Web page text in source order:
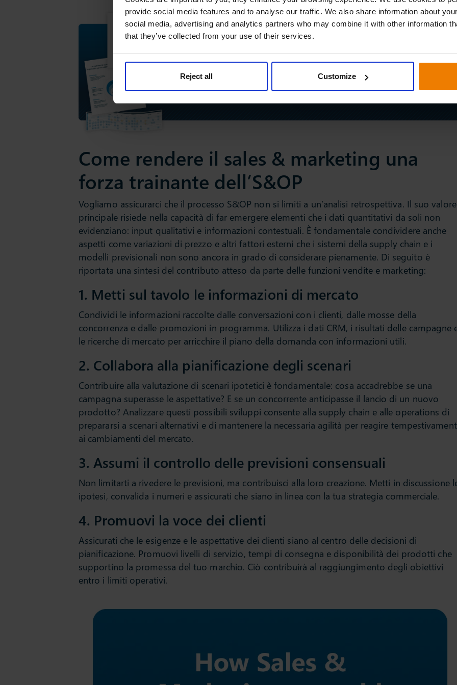
provide social media features and to analyse our traffic. We also share information about
social media, advertising and analytics partners who may combine it with other information
that they’ve collected from your use of their services.
Reject all Customize
Come rendere il sales & marketing una
forza trainante dell’S&OP
Vogliamo assicurarci che il processo S&OP non si limiti a un’analisi retrospettiva. Il suo valore
principale risiede nella capacità di far emergere elementi che i dati quantitativi da soli non
evidenziano: input qualitativi e informazioni contestuali. È fondamentale condividere anche
aspetti come variazioni di prezzo e altri fattori esterni che i sistemi della supply chain e i
modelli previsionali non sono ancora in grado di considerare pienamente. Di seguito è
riportata una sintesi del contributo atteso da parte delle funzioni vendite e marketing:
1. Metti sul tavolo le informazioni di mercato
Condividi le informazioni raccolte dalle conversazioni con i clienti, dalle mosse della
concorrenza e dalle promozioni in programma. Utilizza i dati CRM, i risultati delle campagne
le ricerche di mercato per arricchire il piano della domanda con informazioni utili.
2. Collabora alla pianificazione degli scenari
Contribuire alla valutazione di scenari ipotetici è fondamentale: cosa accadrebbe se una
campagna superasse le aspettative? E se un concorrente anticipasse il lancio di un nuovo
prodotto? Analizzare questi possibili sviluppi consente alla supply chain e alle operations di
prepararsi a scenari alternativi e di mantenere la necessaria agilità per reagire
ai cambiamenti del mercato.
3. Assumi il controllo delle previsioni consensuali
Non limitarti a rivedere le previsioni, ma contribuisci alla loro creazione. Metti in discussione
ipotesi, convalida i numeri e assicurati che siano in linea con la tua strategia commerciale.
4. Promuovi la voce dei clienti
Assicurati che le esigenze e le aspettative dei clienti siano al centro delle decisioni di
pianificazione. Promuovi livelli di servizio, tempi di consegna e disponibilità dei prodotti che
supportino la promessa del tuo marchio. Ciò contribuirà al raggiungimento degli obiettivi
entro i limiti operativi.